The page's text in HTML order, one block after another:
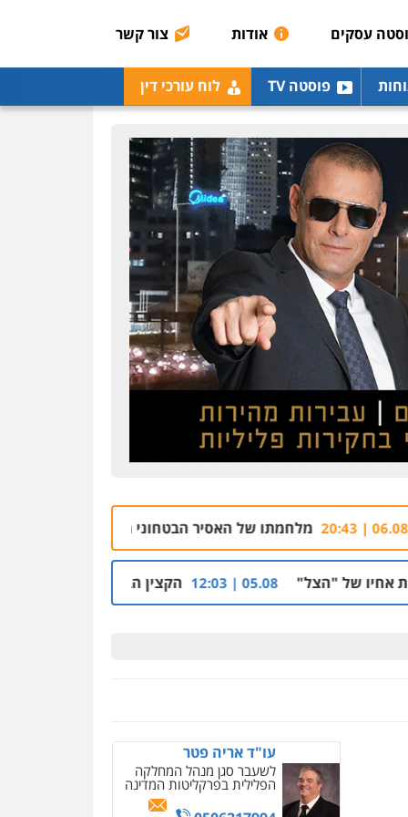
עסקים אודות צור קשר
פוסטה TV לוח עורכי דין
של האסיר הבטחוני מוטי ממן על זכויותיו נגד שב"ס ובתי-
05.08 | 12:03 הקצין הבכיר והאפליה מול ניצב מני בנימין בתיק
0507913332
עו"ד שלומי שרון
פלילי צבאי מעצרים
וחקירות
0547342002
עו"ד רונן בנדל
משפט פלילי פשיעה
חמורה פלילי
0524282442
עו"ד זוהר ארבל
פלילי פשיעה חמורה
מעצרים וחקירות קטינים
0538788878
עו"ד שלי גורביץ – לוי
משפט פלילי
חמורה מעצרים וחקירות
צבאי תעבורה
עורך דין תמיר אלטיט
פלילי תעבורה
0545577862
עו"ד יאיר בן סימון
פלילי תעבורה אזרחי
נזיקין ביטוח
מקצועיים לעורכי דין
0504578527
רונן הלל – מוניטין